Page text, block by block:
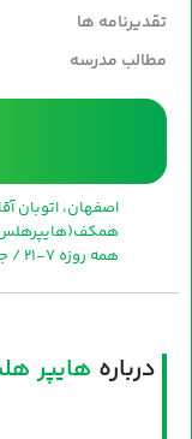
تقدیرنامه ها
مطالب مدرسه
اصفهان، اتوبان
همه روزه 7-21 / جمعه ها 8-14 (حتی روزهای تعطیل)
درباره هایپر